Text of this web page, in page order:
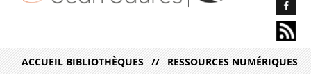
ACCUEIL BIBLIOTHÈQUES RESSOURCES NUMÉRIQUES